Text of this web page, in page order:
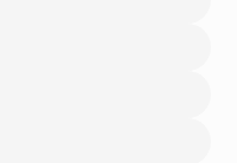
Sodium Citrate, Citric
Geraniol, Benzyl